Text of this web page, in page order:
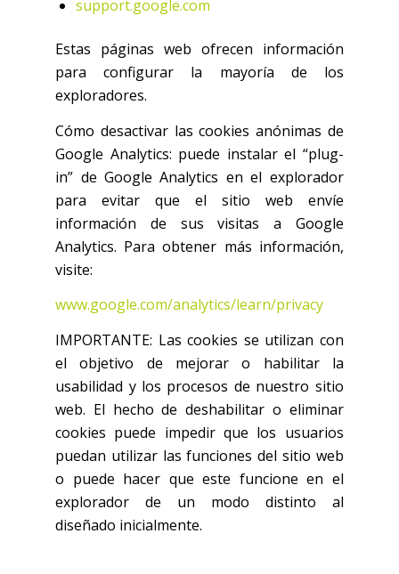
support.google.com
Estas páginas web ofrecen información
para configurar la mayoría de los
exploradores.
Cómo desactivar las cookies anónimas de
Google Analytics: puede instalar el “plug-
in” de Google Analytics en el explorador
para evitar que el sitio web envíe
información de sus visitas a Google
Analytics. Para obtener más información,
visite:
www.google.com/analytics/learn/privacy
IMPORTANTE: Las cookies se utilizan con
el objetivo de mejorar o habilitar la
usabilidad y los procesos de nuestro sitio
web. El hecho de deshabilitar o eliminar
cookies puede impedir que los usuarios
puedan utilizar las funciones del sitio web
o puede hacer que este funcione en el
explorador de un modo distinto al
diseñado inicialmente.